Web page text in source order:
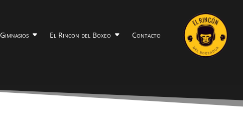
Gimnasios El Rincon del Boxeo Contacto